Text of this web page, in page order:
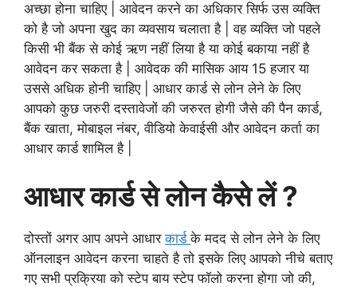
अच्छा होना चाहिए | आवेदन करने का अधिकार सिर्फ उस व्यक्ति
को है जो अपना खुद का व्यवसाय चलाता है | वह व्यक्ति जो पहले
किसी भी बैंक से कोई ऋण नहीं लिया है या कोई बकाया नहीं है
आवेदन कर सकता है | आवेदक की मासिक आय 15 हजार या
उससे अधिक होनी चाहिए | आधार कार्ड से लोन लेने के लिए
आपको कुछ जरुरी दस्तावेजों की जरुरत होगी जैसे की पैन कार्ड,
बैंक खाता, मोबाइल नंबर, वीडियो केवाईसी और आवेदन कर्ता का
आधार कार्ड शामिल है |
आधार कार्ड से लोन कैसे लें ?
दोस्तों अगर आप अपने आधारकार्डके मदद से लोन लेने के लिए
ऑनलाइन आवेदन करना चाहते है तो इसके लिए आपको नीचे बताए
गए सभी प्रक्रिया को स्टेप बाय स्टेप फॉलो करना होगा जो की,